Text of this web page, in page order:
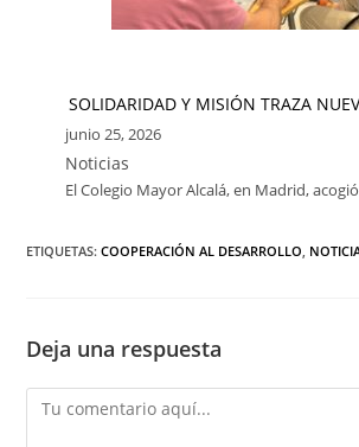
SOLIDARIDAD Y MISIÓN TRAZA
junio 25, 2026
Noticias
El Colegio Mayor Alcalá, en Madrid,
ETIQUETAS:COOPERACIÓN AL DESARROLLO,
Deja una respuesta